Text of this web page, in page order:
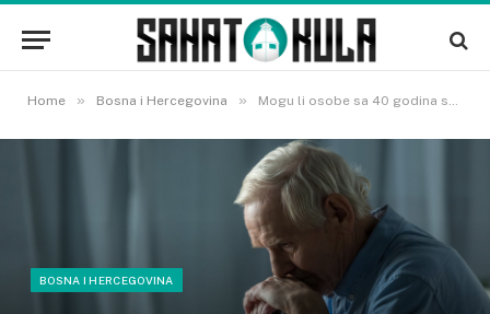
Home » Bosna i Hercegovina » Mogu li osobe sa 40 godina staža osiguranja imati istu penziju kao i oni sa 15 godina staža
BOSNA I HERCEGOVINA